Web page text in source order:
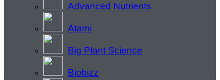
Advanced Nutrients
Atami
Big Plant Science
Biobizz